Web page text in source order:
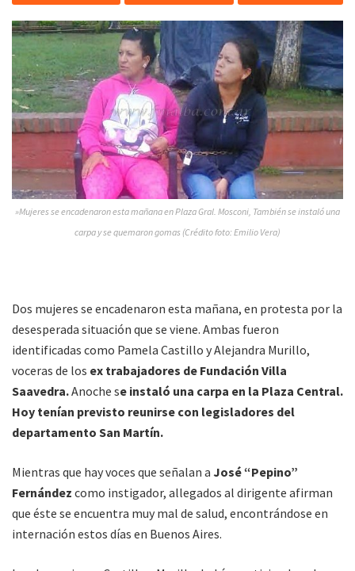
»Mujeres se encadenaron esta mañana en Plaza Gral. Mosconi, También se instaló una
carpa y se quemaron gomas (Crédito foto: Emilio Vera)
Dos mujeres se encadenaron esta mañana, en protesta por la
desesperada situación que se viene. Ambas fueron
identificadas como Pamela Castillo y Alejandra Murillo,
voceras de los ex trabajadores de Fundación Villa
Saavedra.Anoche se instaló una carpa en la Plaza Central.
Hoy tenían previsto reunirse con legisladores del
departamento San Martín.
Mientras que hay voces que señalan a José “Pepino”
Fernández como instigador, allegados al dirigente afirman
que éste se encuentra muy mal de salud, encontrándose en
internación estos días en Buenos Aires.